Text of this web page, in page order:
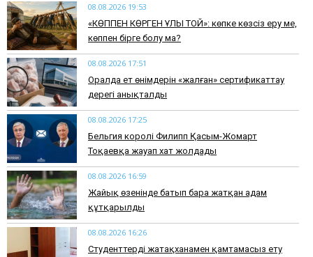
08.08.2026 19:53
​«КӨППЕН КӨРГЕН ҰЛЫ ТОЙ»: көпке көзсіз еру ме,
көппен бірге болу ма?
08.08.2026 17:51
Оралда ет өнімдерін «жалған» сертификаттау
дерегі анықталды
08.08.2026 17:25
Бельгия королі Филипп Қасым-Жомарт
Тоқаевқа жауап хат жолдады
08.08.2026 16:59
Жайық өзенінде батып бара жатқан адам
құтқарылды
08.08.2026 16:26
Студенттерді жатақханамен қамтамасыз ету